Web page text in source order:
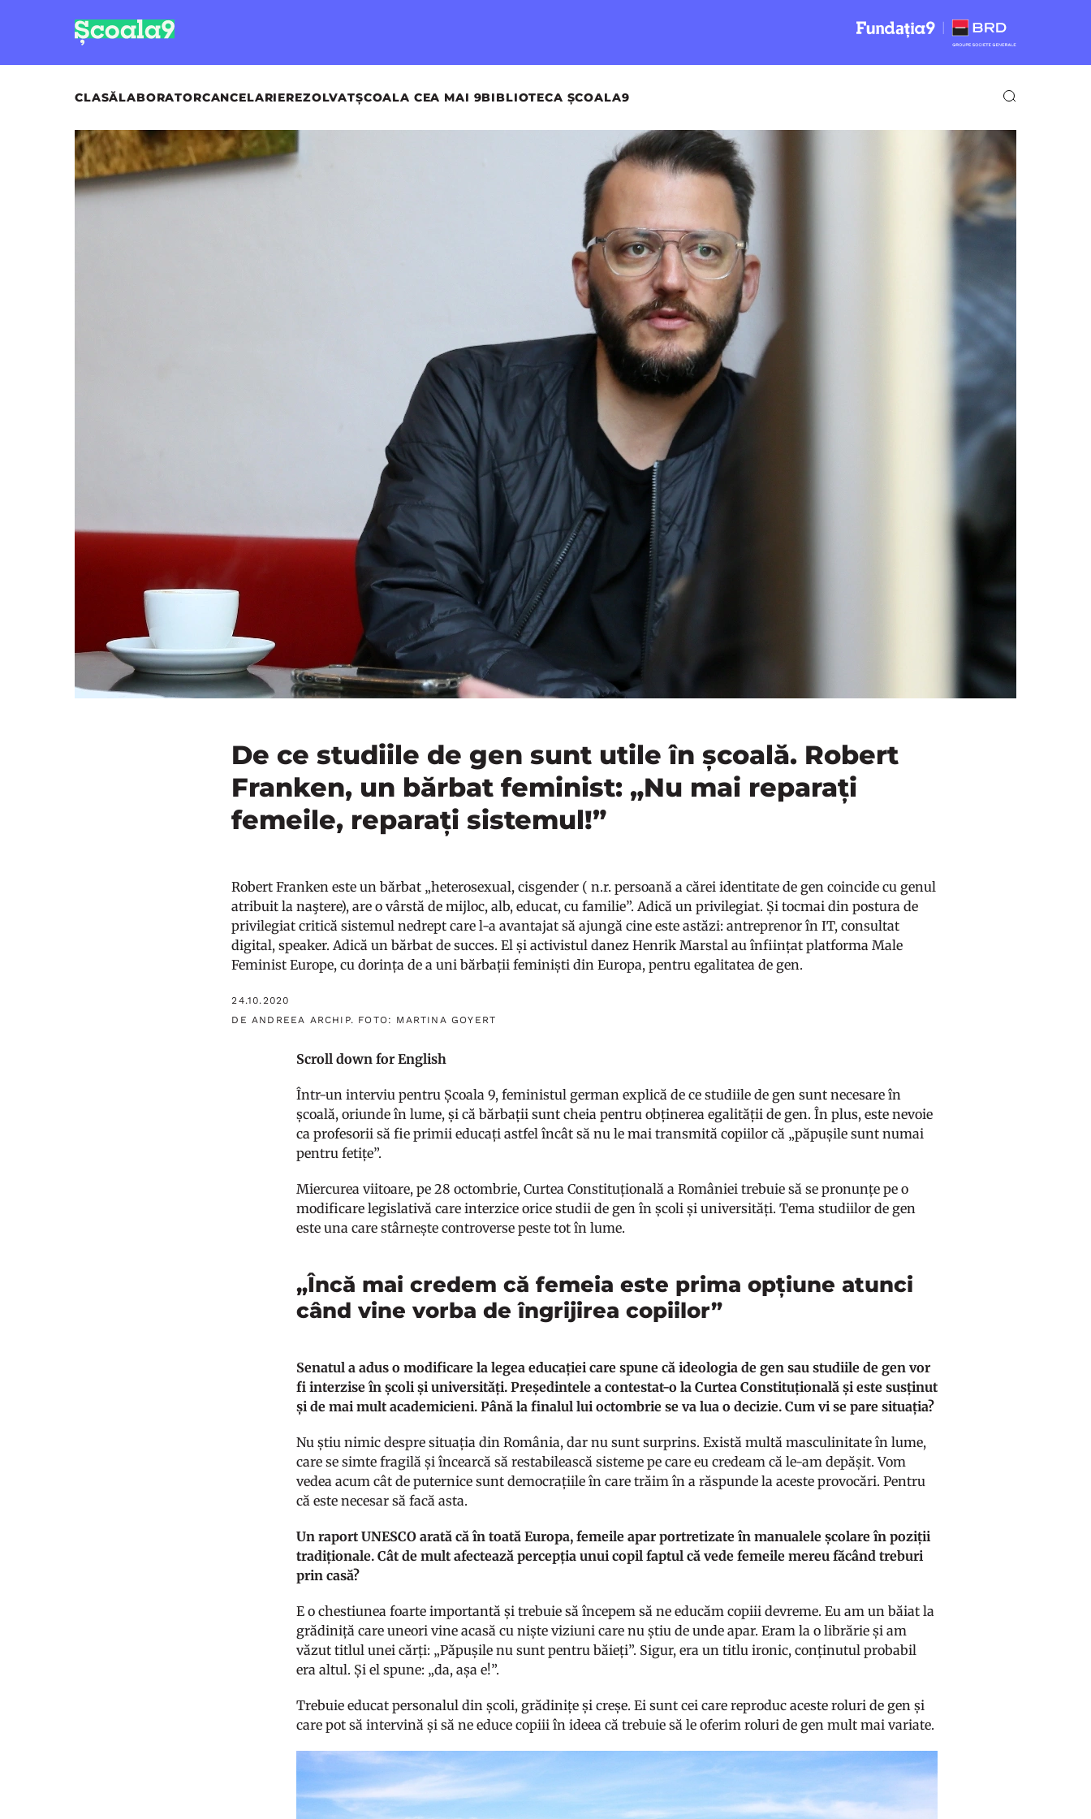
CLASĂLABORATORCANCELARIEREZOLVATȘCOALA CEA MAI 9BIBLIOTECA ȘCOALA9
De ce studiile de gen sunt utile în școală. Robert
Franken, un bărbat feminist: „Nu mai reparați
femeile, reparați sistemul!”
Robert Franken este un bărbat „heterosexual, cisgender ( n.r. persoană a cărei identitate de gen coincide cu genul
atribuit la naştere), are o vârstă de mijloc, alb, educat, cu familie”. Adică un privilegiat. Și tocmai din postura de
privilegiat critică sistemul nedrept care l-a avantajat să ajungă cine este astăzi: antreprenor în IT, consultat
digital, speaker. Adică un bărbat de succes. El și activistul danez Henrik Marstal au înființat platforma Male
Feminist Europe, cu dorința de a uni bărbații feminiști din Europa, pentru egalitatea de gen.
24.10.2020
DE ANDREEA ARCHIP. FOTO: MARTINA GOYERT
Scroll down for English
Într-un interviu pentru Școala 9, feministul german explică de ce studiile de gen sunt necesare în
școală, oriunde în lume, și că bărbații sunt cheia pentru obținerea egalității de gen. În plus, este nevoie
ca profesorii să fie primii educați astfel încât să nu le mai transmită copiilor că „păpușile sunt numai
pentru fetițe”.
Miercurea viitoare, pe 28 octombrie, Curtea Constituțională a României trebuie să se pronunțe pe o
modificare legislativă care interzice orice studii de gen în școli și universități. Tema studiilor de gen
este una care stârnește controverse peste tot în lume.
„Încă mai credem că femeia este prima opțiune atunci
când vine vorba de îngrijirea copiilor”
Senatul a adus o modificare la legea educației care spune că ideologia de gen sau studiile de gen vor
fi interzise în școli și universități. Președintele a contestat-o la Curtea Constituțională și este susținut
și de mai mult academicieni. Până la finalul lui octombrie se va lua o decizie. Cum vi se pare situația?
Nu știu nimic despre situația din România, dar nu sunt surprins. Există multă masculinitate în lume,
care se simte fragilă și încearcă să restabilească sisteme pe care eu credeam că le-am depășit. Vom
vedea acum cât de puternice sunt democrațiile în care trăim în a răspunde la aceste provocări. Pentru
că este necesar să facă asta.
Un raport UNESCO arată că în toată Europa, femeile apar portretizate în manualele școlare în poziții
tradiționale. Cât de mult afectează percepția unui copil faptul că vede femeile mereu făcând treburi
prin casă?
E o chestiunea foarte importantă și trebuie să începem să ne educăm copiii devreme. Eu am un băiat la
grădiniță care uneori vine acasă cu niște viziuni care nu știu de unde apar. Eram la o librărie și am
văzut titlul unei cărți: „Păpușile nu sunt pentru băieți”. Sigur, era un titlu ironic, conținutul probabil
era altul. Și el spune: „da, așa e!”.
Trebuie educat personalul din școli, grădinițe și creșe. Ei sunt cei care reproduc aceste roluri de gen și
care pot să intervină și să ne educe copiii în ideea că trebuie să le oferim roluri de gen mult mai variate.